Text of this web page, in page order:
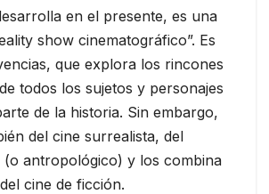
en el presente, es una
show cinematográfico”. Es
que explora los rincones
todos los sujetos y personajes
de la historia. Sin embargo,
del cine surrealista, del
(o antropológico) y los combina
cine de ficción.